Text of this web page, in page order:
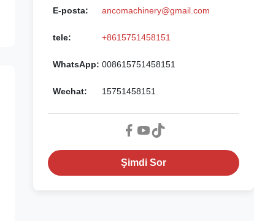
E-posta: ancomachinery@gmail.com
tele: +8615751458151
WhatsApp: 008615751458151
Wechat: 15751458151
Şimdi Sor